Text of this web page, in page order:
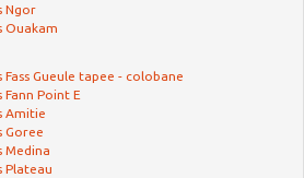
Ngor
Ouakam
Gueule tapee - colobane
Point E
Amitie
Goree
Medina
Plateau